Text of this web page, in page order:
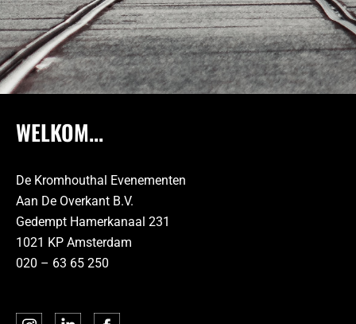
WELKOM...
De Kromhouthal Evenementen
Aan De Overkant B.V.
Gedempt Hamerkanaal 231
1021 KP Amsterdam
020 – 63 65 250